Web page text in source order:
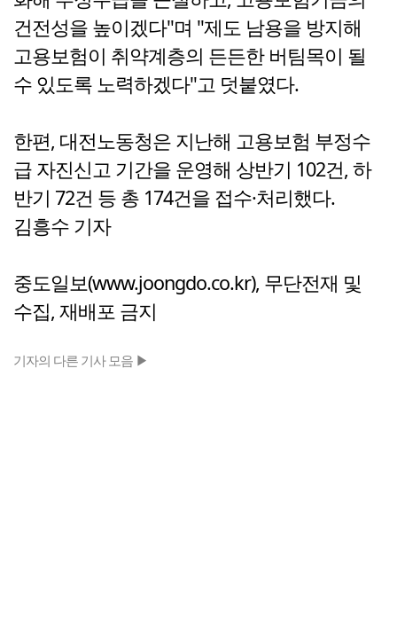
건전성을 높이겠다"며 "제도 남용을 방지해
고용보험이 취약계층의 든든한 버팀목이 될
수 있도록 노력하겠다"고 덧붙였다.
한편, 대전노동청은 지난해 고용보험 부정수
급 자진신고 기간을 운영해 상반기 102건, 하
반기 72건 등 총 174건을 접수·처리했다.
김흥수 기자
중도일보(www.joongdo.co.kr), 무단전재 및
수집, 재배포 금지
기자의 다른 기사 모음 ▶